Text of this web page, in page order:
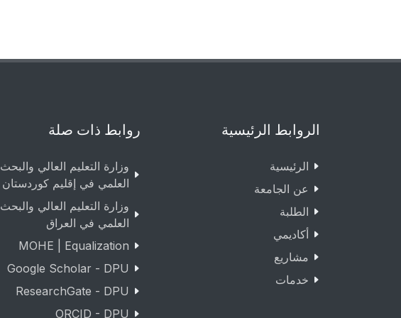
الروابط الرئيسية
الرئيسية
عن الجامعة
الطلبة
أكاديمي
مشاريع
خدمات
روابط ذات صلة
وزارة التعليم العالي والبحث
العلمي في إقليم كوردستان
وزارة التعليم العالي والبحث
العلمي في العراق
MOHE | Equalization
Google Scholar - DPU
ResearchGate - DPU
ORCID - DPU